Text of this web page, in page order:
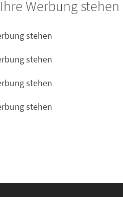
Werbung stehen
stehen
stehen
stehen
stehen